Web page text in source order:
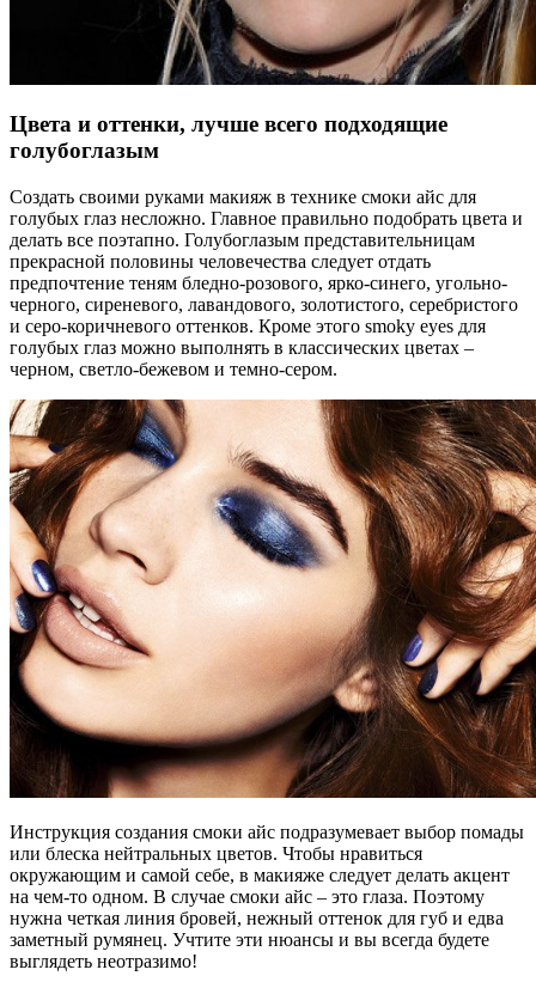
Цвета и оттенки, лучше всего подходящие
голубоглазым
Создать своими руками макияж в технике смоки айс для
голубых глаз несложно. Главное правильно подобрать цвета и
делать все поэтапно. Голубоглазым представительницам
прекрасной половины человечества следует отдать
предпочтение теням бледно-розового, ярко-синего, угольно-
черного, сиреневого, лавандового, золотистого, серебристого
и серо-коричневого оттенков. Кроме этого smoky eyes для
голубых глаз можно выполнять в классических цветах –
черном, светло-бежевом и темно-сером.
Инструкция создания смоки айс подразумевает выбор помады
или блеска нейтральных цветов. Чтобы нравиться
окружающим и самой себе, в макияже следует делать акцент
на чем-то одном. В случае смоки айс – это глаза. Поэтому
нужна четкая линия бровей, нежный оттенок для губ и едва
заметный румянец. Учтите эти нюансы и вы всегда будете
выглядеть неотразимо!